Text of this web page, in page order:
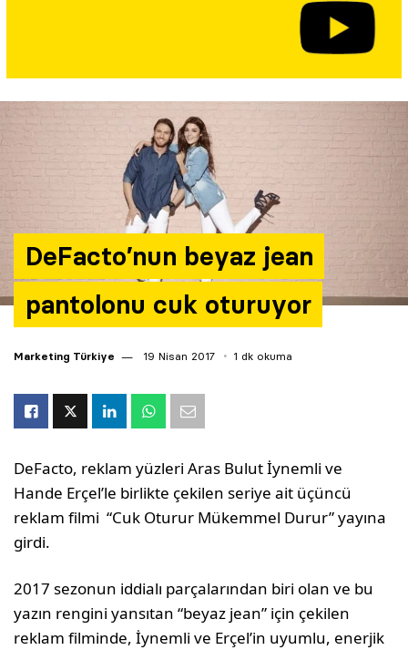
DeFacto’nun beyaz jean
pantolonu cuk oturuyor
Marketing Türkiye 19 Nisan 2017 1 dk okuma
DeFacto, reklam yüzleri Aras Bulut İynemli ve
Hande Erçel’le birlikte çekilen seriye ait üçüncü
reklam filmi “Cuk Oturur Mükemmel Durur” yayına
girdi.
2017 sezonun iddialı parçalarından biri olan ve bu
yazın rengini yansıtan “beyaz jean” için çekilen
reklam filminde, İynemli ve Erçel’in uyumlu, enerjik